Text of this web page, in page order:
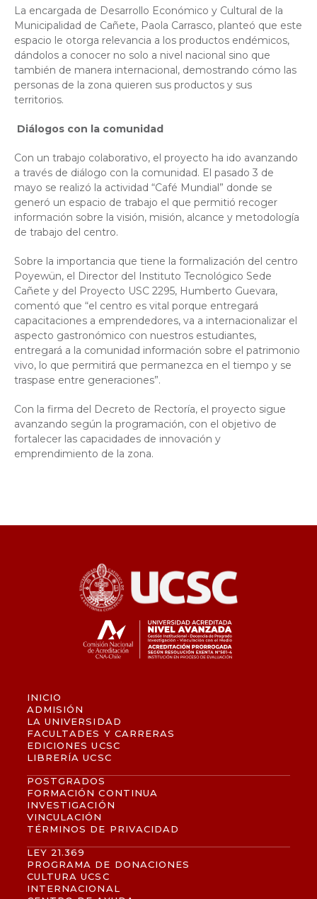
La encargada de Desarrollo Económico y Cultural de la
Municipalidad de Cañete, Paola Carrasco, planteó que este
espacio le otorga relevancia a los productos endémicos,
dándolos a conocer no solo a nivel nacional sino que
también de manera internacional, demostrando cómo las
personas de la zona quieren sus productos y sus
territorios.
Diálogos con la comunidad
Con un trabajo colaborativo, el proyecto ha ido avanzando
a través de diálogo con la comunidad. El pasado 3 de
mayo se realizó la actividad “Café Mundial” donde se
generó un espacio de trabajo el que permitió recoger
información sobre la visión, misión, alcance y metodología
de trabajo del centro.
Sobre la importancia que tiene la formalización del centro
Poyewün, el Director del Instituto Tecnológico Sede
Cañete y del Proyecto USC 2295, Humberto Guevara,
comentó que “el centro es vital porque entregará
capacitaciones a emprendedores, va a internacionalizar el
aspecto gastronómico con nuestros estudiantes,
entregará a la comunidad información sobre el patrimonio
vivo, lo que permitirá que permanezca en el tiempo y se
traspase entre generaciones”.
Con la firma del Decreto de Rectoría, el proyecto sigue
avanzando según la programación, con el objetivo de
fortalecer las capacidades de innovación y
emprendimiento de la zona.
INICIO
ADMISIÓN
LA UNIVERSIDAD
FACULTADES Y CARRERAS
EDICIONES UCSC
LIBRERÍA UCSC
POSTGRADOS
FORMACIÓN CONTINUA
INVESTIGACIÓN
VINCULACIÓN
TÉRMINOS DE PRIVACIDAD
LEY 21.369
PROGRAMA DE DONACIONES
CULTURA UCSC
INTERNACIONAL